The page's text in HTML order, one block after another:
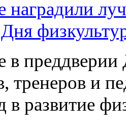
наградили
преддверии
тренеров и
в развитие